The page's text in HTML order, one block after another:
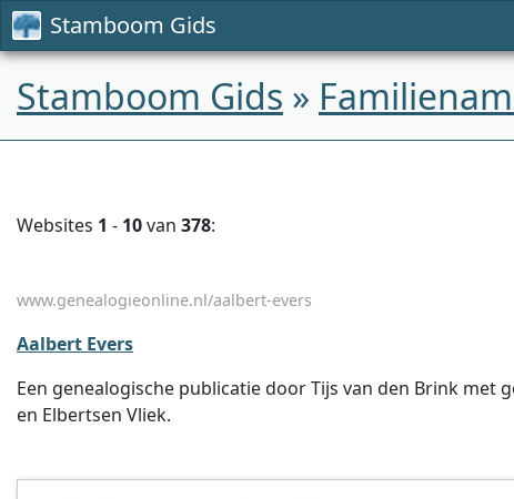
Stamboom Gids
Stamboom Gids »
Websites 1 - 10van 378:
www.genealogieonline.nl/aalbert-evers
Aalbert Evers
Een genealogische publicatie door Tijs van den Brink met
en Elbertsen Vliek.